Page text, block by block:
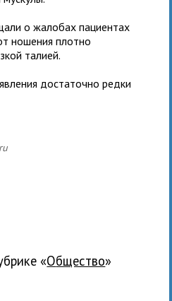
о жалобах пациентах
ношения плотно
талией.
достаточно редки
« общество»